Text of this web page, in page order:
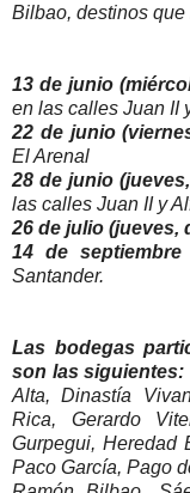
Bilbao, destinos
13 de junio
en las calles Juan II
22 de junio
El Arenal
28 de junio
las calles Juan II y
26 de julio (jueves,
14 de
Santander.
Las bodegas
son las siguientes:
Alta, Dinastía
Rica, Gerardo
Gurpegui, Heredad
Paco García, Pago